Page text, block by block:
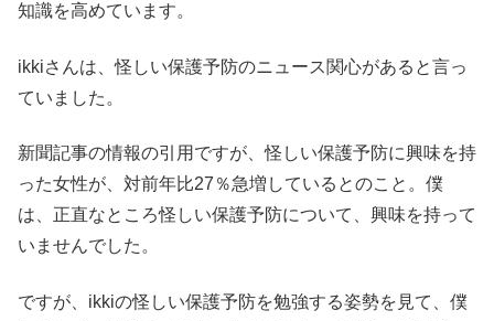
知識を高めています。
ikkiさんは、怪しい保護予防のニュース関心があると言っ
ていました。
新聞記事の情報の引用ですが、怪しい保護予防に興味を持
った女性が、対前年比27％急増しているとのこと。僕
は、正直なところ怪しい保護予防について、興味を持って
いませんでした。
ですが、ikkiの怪しい保護予防を勉強する姿勢を見て、僕